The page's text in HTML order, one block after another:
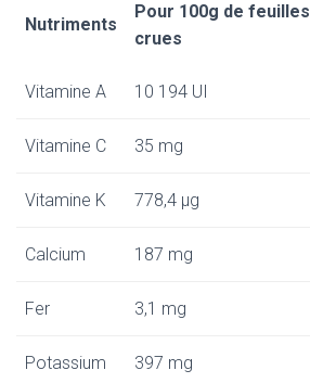
Nutriments
Pour 100g de feuilles
crues
Vitamine A 10 194 UI
Vitamine C 35 mg
Vitamine K 778,4 µg
Calcium 187 mg
Fer 3,1 mg
Potassium 397 mg